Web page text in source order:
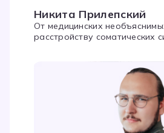
Никита Прилепский
От медицинских
расстройству соматических